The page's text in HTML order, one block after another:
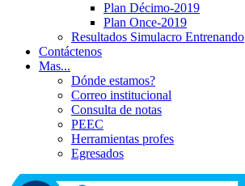
Plan Décimo-2019
Plan Once-2019
Resultados Simulacro Entrenando
Contáctenos
Mas...
Dónde estamos?
Correo institucional
Consulta de notas
PEEC
Herramientas profes
Egresados